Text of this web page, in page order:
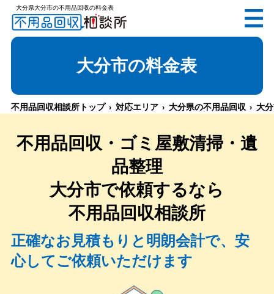
大分県大分市の不用品回収の料金表
電話で無料お見積り（受付 8:30-17:30）
不用品回収相談所TOP
当社について
大分市の料金表
不用品回収相談所トップ 対応エリア 大分県の不用品回収 大
不用品回収・ゴミ屋敷清掃・遺
品整理
大分市で依頼するなら
不用品回収相談所
正確なお見積もりと明朗会計で、安
心してご依頼いただけます